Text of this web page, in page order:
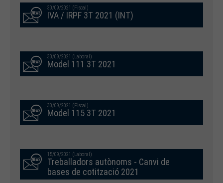
30/09/2021 (Fiscal)
IVA / IRPF 3T 2021 (INT)
30/09/2021 (Laboral)
Model 111 3T 2021
30/09/2021 (Fiscal)
Model 115 3T 2021
15/09/2021 (Laboral)
Treballadors autònoms - Canvi de
bases de cotització 2021